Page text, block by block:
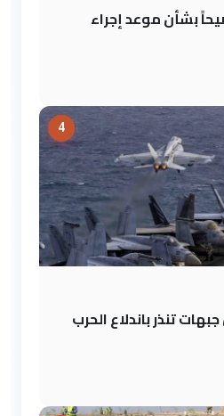
بشأن موعد إجراء
4
تنذر باندلاع الحرب